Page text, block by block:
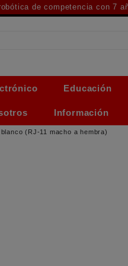
de competencia con 7
Educación
Información
(RJ-11 macho a hembra)